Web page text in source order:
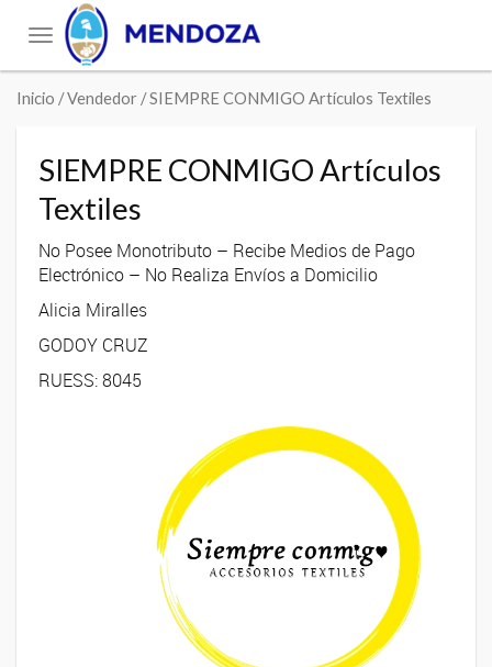
Toggle
navigation
Inicio / Vendedor / SIEMPRE CONMIGO Artículos Textiles
SIEMPRE CONMIGO Artículos
Textiles
No Posee Monotributo – Recibe Medios de Pago
Electrónico – No Realiza Envíos a Domicilio
Alicia Miralles
GODOY CRUZ
RUESS: 8045